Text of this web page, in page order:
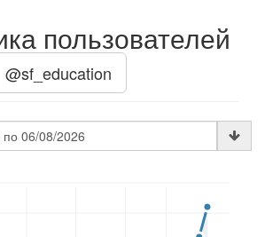
пользователей
@sf_education